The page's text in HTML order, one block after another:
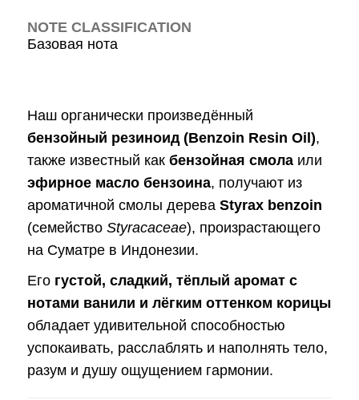
NOTE CLASSIFICATION
Базовая нота
Наш органически произведённый
бензойный резиноид (Benzoin Resin Oil),
также известный как бензойная смолаили
эфирное масло бензоина, получают из
ароматичной смолы дерева Styrax benzoin
(семейство Styracaceae), произрастающего
на Суматре в Индонезии.
Его густой, сладкий, тёплый аромат с
нотами ванили и лёгким оттенком корицы
обладает удивительной способностью
успокаивать, расслаблять и наполнять тело,
разум и душу ощущением гармонии.